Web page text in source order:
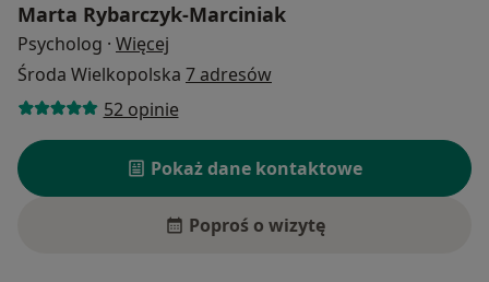
Marta Rybarczyk-Marciniak
Psycholog · Więcej
Środa Wielkopolska 7 adresów
52 opinie
Pokaż dane kontaktowe
Poproś o wizytę